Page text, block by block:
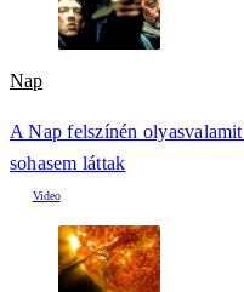
Nap
A Nap felszínén
sohasem láttak